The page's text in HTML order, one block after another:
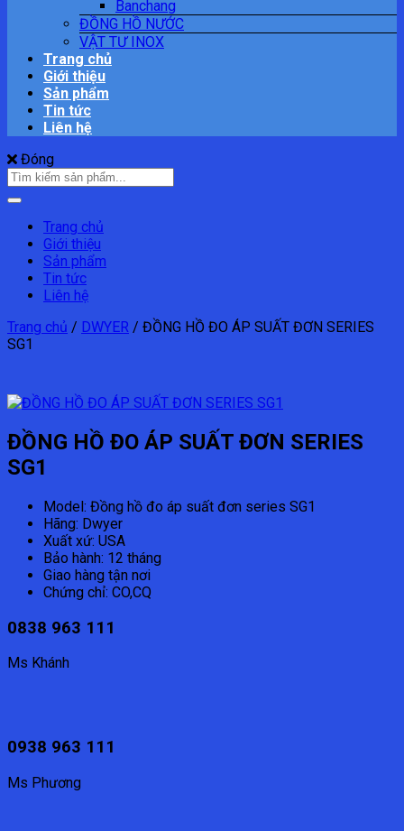
Banchang
ĐỒNG HỒ NƯỚC
VẬT TƯ INOX
Trang chủ
Giới thiệu
Sản phẩm
Tin tức
Liên hệ
Đóng
Tìm
kiếm:
Trang chủ
Giới thiệu
Sản phẩm
Tin tức
Liên hệ
Trang chủ / DWYER / ĐỒNG HỒ ĐO ÁP SUẤT ĐƠN SERIES
SG1
ĐỒNG HỒ ĐO ÁP SUẤT ĐƠN SERIES
SG1
Model: Đồng hồ đo áp suất đơn series SG1
Hãng: Dwyer
Xuất xứ: USA
Bảo hành: 12 tháng
Giao hàng tận nơi
Chứng chỉ: CO,CQ
0838 963 111
Ms Khánh
0938 963 111
Ms Phương